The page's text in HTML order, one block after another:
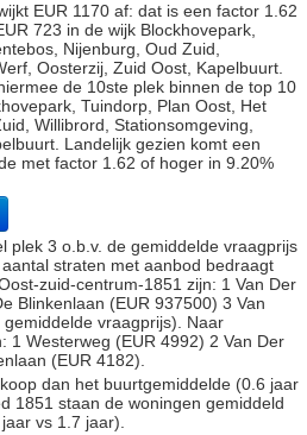
EUR 1170 af: dat is een factor 1.62
723 in de wijk Blockhovepark,
Nijenburg, Oud Zuid,
Oosterzij, Zuid Oost, Kapelbuurt.
de 10ste plek binnen de top 10
Tuindorp, Plan Oost, Het
Willibrord, Stationsomgeving,
Landelijk gezien komt een
met factor 1.62 of hoger in 9.20%
plek 3 o.b.v. de gemiddelde vraagprijs
straten met aanbod bedraagt
zuid-centrum-1851 zijn: 1 Van Der
Blinkenlaan (EUR 937500) 3 Van
vraagprijs). Naar
1 Westerweg (EUR 4992) 2 Van Der
(EUR 4182).
dan het buurtgemiddelde (0.6 jaar
1851 staan de woningen gemiddeld
vs 1.7 jaar).